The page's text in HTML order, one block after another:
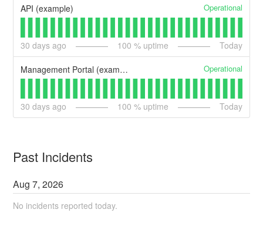
API (example) Operational
30 days ago 100 % uptime Today
Management Portal (example) Operational
30 days ago 100 % uptime Today
Past Incidents
Aug7,2026
No incidents reported today.